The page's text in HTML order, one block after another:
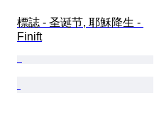
標誌 - 圣诞节, 耶穌降生 -
Finift